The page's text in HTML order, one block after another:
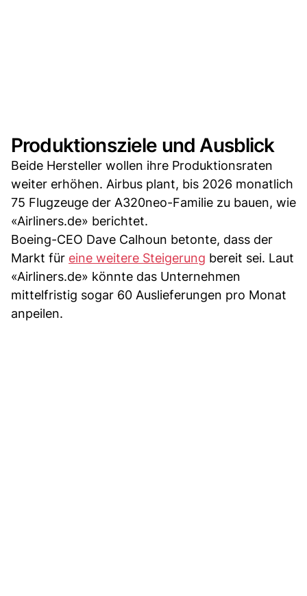
Produktionsziele und Ausblick
Beide Hersteller wollen ihre Produktionsraten
weiter erhöhen. Airbus plant, bis 2026 monatlich
75 Flugzeuge der A320neo-Familie zu bauen, wie
«Airliners.de» berichtet.
Boeing-CEO Dave Calhoun betonte, dass der
Markt für eine weitere Steigerung bereit sei. Laut
«Airliners.de» könnte das Unternehmen
mittelfristig sogar 60 Auslieferungen pro Monat
anpeilen.